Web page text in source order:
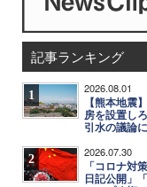
記事ランキング
1 2026.08.01
【熊本地震
房を設置し
引水の議論
2 2026.07.30
「コロナ対
日記公開」